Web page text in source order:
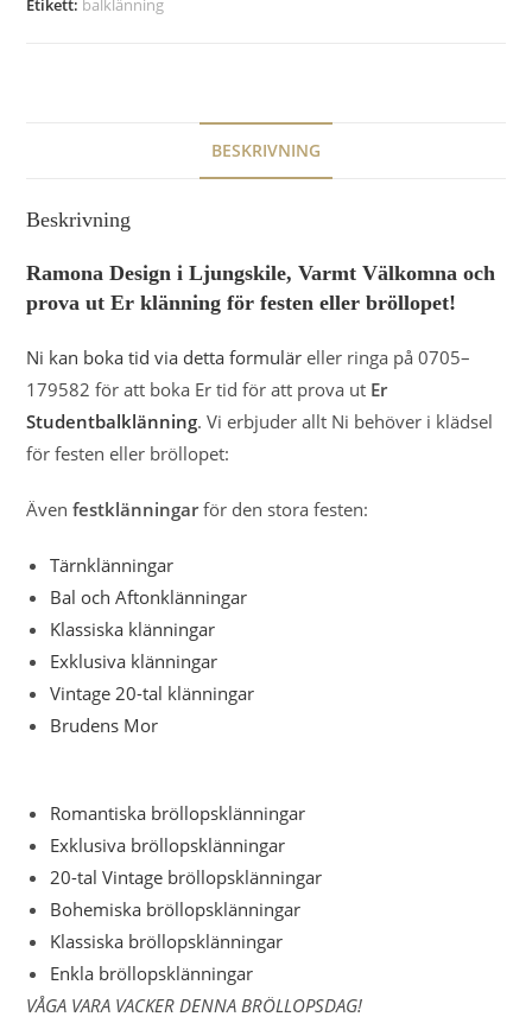
Etikett: balklänning
BESKRIVNING
Beskrivning
Ramona Design i Ljungskile, Varmt Välkomna och
prova ut Er klänning för festen eller bröllopet!
Ni kan boka tid via detta formulär eller ringa på 0705–
179582 för att boka Er tid för att prova ut Er
Studentbalklänning. Vi erbjuder allt Ni behöver i klädsel
för festen eller bröllopet:
Ävenfestklänningarför den stora festen:
Tärnklänningar
Bal och Aftonklänningar
Klassiska klänningar
Exklusiva klänningar
Vintage 20-tal klänningar
Brudens Mor
Romantiska bröllopsklänningar
Exklusiva bröllopsklänningar
20-tal Vintage bröllopsklänningar
Bohemiska bröllopsklänningar
Klassiska bröllopsklänningar
Enkla bröllopsklänningar
VÅGA VARA VACKER DENNA BRÖLLOPSDAG!